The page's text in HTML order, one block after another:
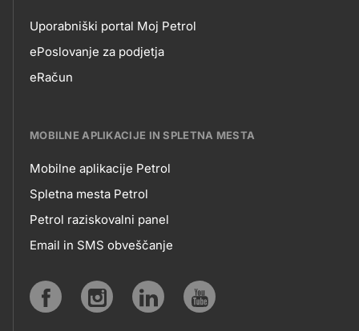
EPOSLOVANJE
Uporabniški portal Moj Petrol
ePoslovanje za podjetja
eRačun
MOBILNE APLIKACIJE IN SPLETNA MESTA
MOBILNE
APLIKACIJE
SPLETNA
Mobilne aplikacije Petrol
Spletna mesta Petrol
Petrol raziskovalni panel
Email in SMS obveščanje